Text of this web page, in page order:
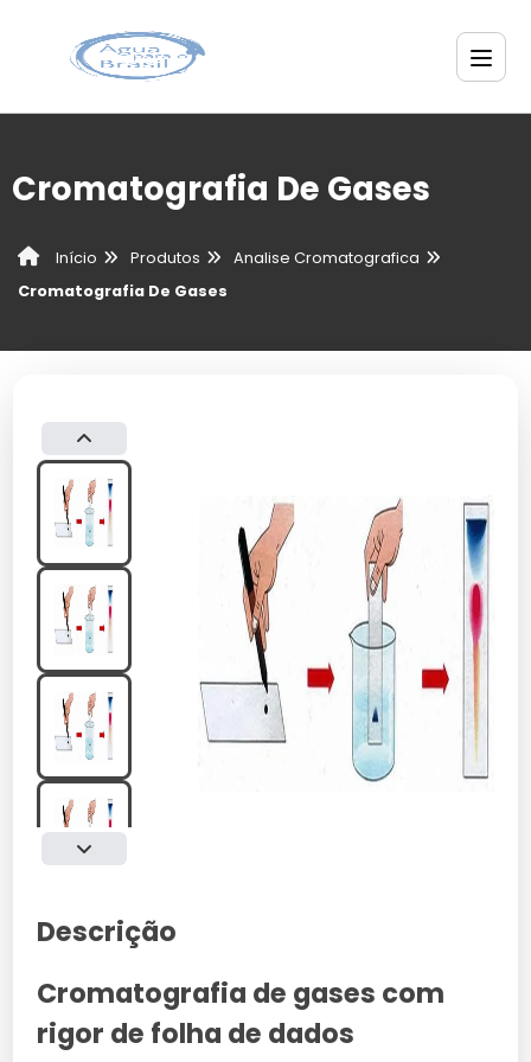
Cromatografia De Gases
Início Produtos
Analise Cromatografica
Cromatografia De Gases
Descrição
Cromatografia de gases com
rigor de folha de dados